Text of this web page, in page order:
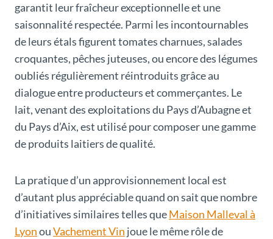
garantit leur fraîcheur exceptionnelle et une
saisonnalité respectée. Parmi les incontournables
de leurs étals figurent tomates charnues, salades
croquantes, pêches juteuses, ou encore des légumes
oubliés régulièrement réintroduits grâce au
dialogue entre producteurs et commerçantes. Le
lait, venant des exploitations du Pays d’Aubagne et
du Pays d’Aix, est utilisé pour composer une gamme
de produits laitiers de qualité.
La pratique d’un approvisionnement local est
d’autant plus appréciable quand on sait que nombre
d’initiatives similaires telles queMaison Malleval à
LyonouVachement Vin joue le même rôle de